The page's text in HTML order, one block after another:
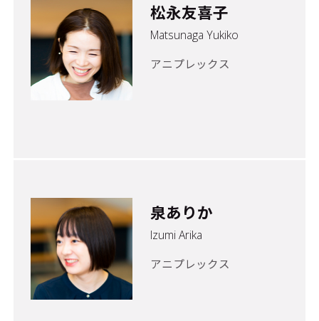
松永友喜子
Matsunaga Yukiko
アニプレックス
泉ありか
Izumi Arika
アニプレックス